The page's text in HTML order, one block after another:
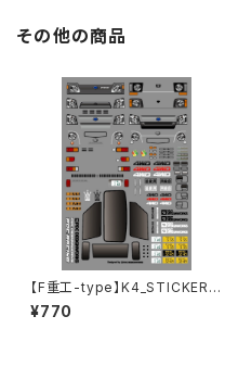
その他の商品
【F重工-type】K4_STICKER S
HEET [2022]
¥770